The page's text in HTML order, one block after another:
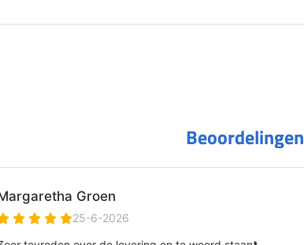
Beoordelingen